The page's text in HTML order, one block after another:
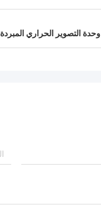
وحدة التصوير الحراري المبردة GAVIN615L